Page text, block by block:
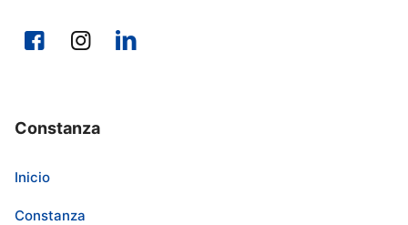
Constanza
Inicio
Constanza